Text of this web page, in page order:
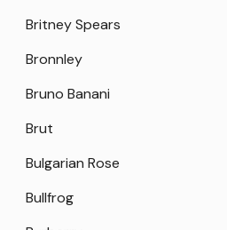
Britney Spears
Bronnley
Bruno Banani
Brut
Bulgarian Rose
Bullfrog